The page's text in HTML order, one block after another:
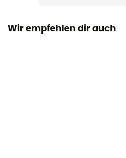
Wir empfehlen dir auch